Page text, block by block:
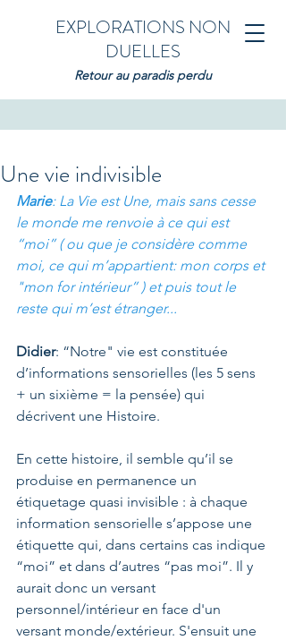
EXPLORATIONS NON
DUELLES
Retour au paradis perdu
Une vie indivisible
Marie: La Vie est Une, mais sans cesse
le monde me renvoie à ce qui est
“moi” ( ou que je considère comme
moi, ce qui m’appartient: mon corps et
"mon for intérieur” ) et puis tout le
reste qui m’est étranger...
Didier: “Notre" vie est constituée
d’informations sensorielles (les 5 sens
+ un sixième = la pensée) qui
décrivent une Histoire.
En cette histoire, il semble qu’il se
produise en permanence un
étiquetage quasi invisible : à chaque
information sensorielle s’appose une
étiquette qui, dans certains cas indique
“moi” et dans d’autres “pas moi”. Il y
aurait donc un versant
personnel/intérieur en face d'un
versant monde/extérieur. S'ensuit une